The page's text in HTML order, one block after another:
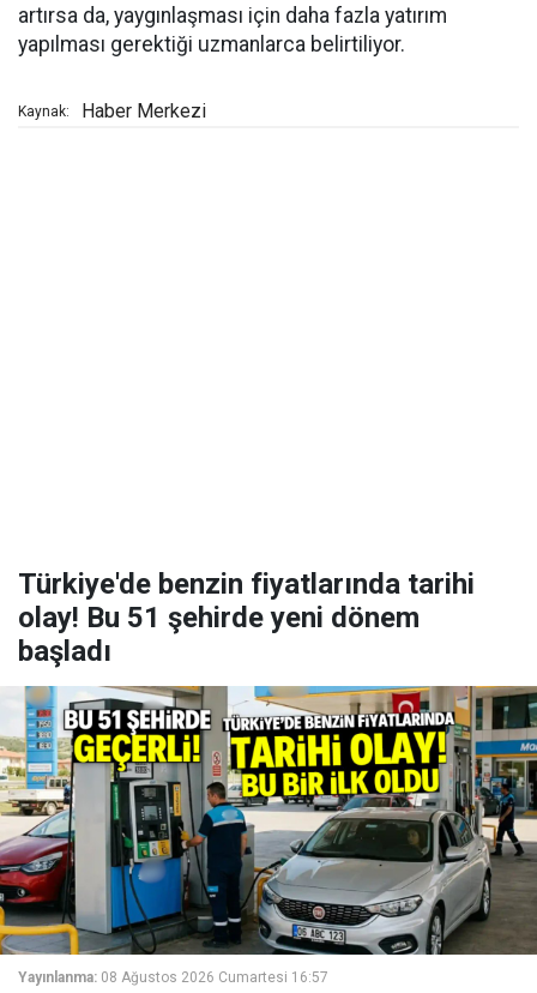
artırsa da, yaygınlaşması için daha fazla yatırım
yapılması gerektiği uzmanlarca belirtiliyor.
Kaynak: Haber Merkezi
Türkiye'de benzin fiyatlarında tarihi
olay! Bu 51 şehirde yeni dönem
başladı
Yayınlanma: 08 Ağustos 2026 Cumartesi 16:57